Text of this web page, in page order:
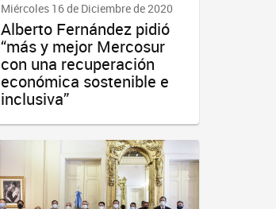
Miércoles 16 de Diciembre de 2020
Alberto Fernández pidió
“más y mejor Mercosur
con una recuperación
económica sostenible e
inclusiva”